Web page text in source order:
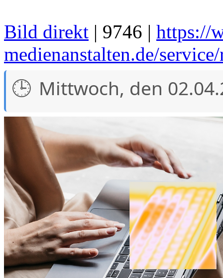
Bild direkt | 9746 | https://
medienanstalten.de/
Mittwoch, den